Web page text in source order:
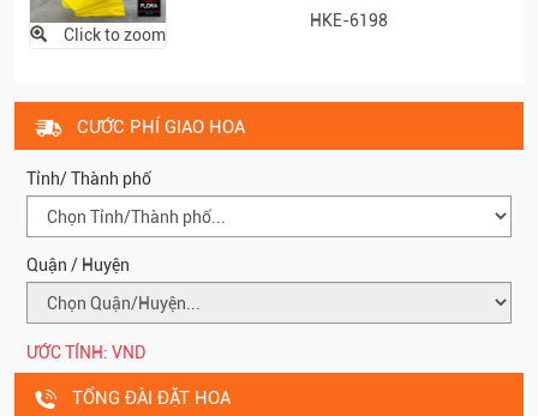
Click to zoom
HKE-6198
CƯỚC PHÍ GIAO HOA
Tỉnh/ Thành phố
Quận / Huyện
ƯỚC TÍNH: VND
TỔNG ĐÀI ĐẶT HOA